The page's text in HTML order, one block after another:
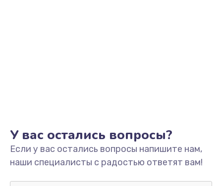
У вас остались вопросы?
Если у вас остались вопросы напишите нам,
наши специалисты с радостью ответят вам!